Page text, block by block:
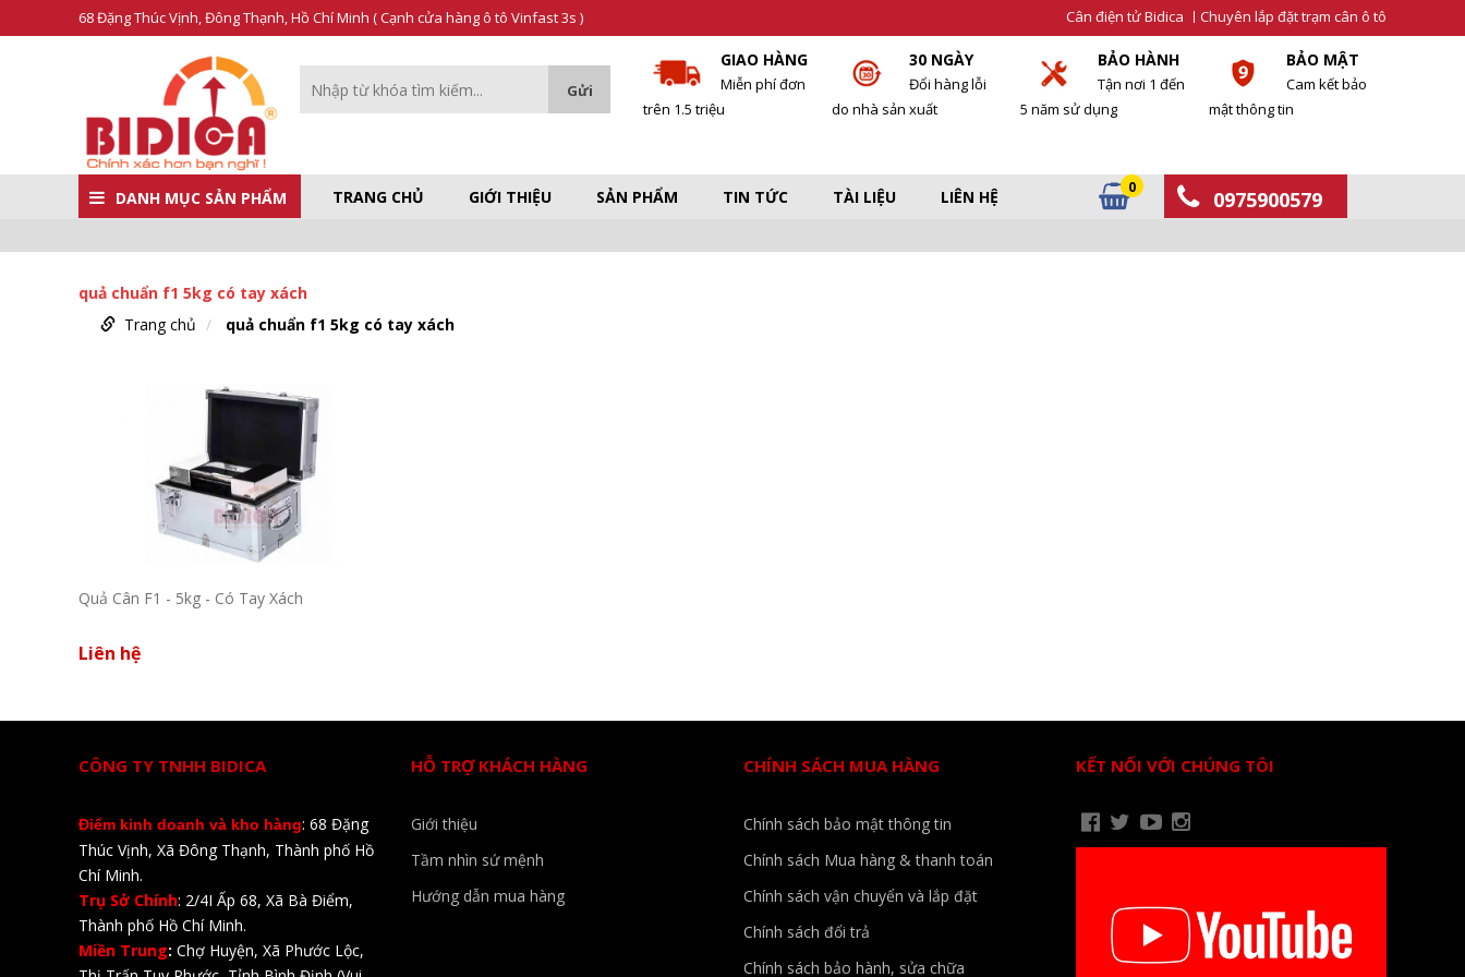
68 Đặng Thúc Vịnh, Đông Thạnh, Hồ Chí Minh ( Cạnh cửa hàng ô tô Vinfast 3s ) Cân điện tử Bidica Chuyên lắp đặt trạm cân ô tô
GIAO HÀNG
Miễn phí đơn
trên 1.5 triệu
30 NGÀY
Đổi hàng lỗi
do nhà sản xuất
BẢO HÀNH
Tận nơi 1 đến
5 năm sử dụng
BẢO MẬT
Cam kết bảo
mật thông tin
DANH MỤC SẢN PHẨM TRANG CHỦ GIỚI THIỆU SẢN PHẨM TIN TỨC TÀI LIỆU LIÊN HỆ 0 0975900579
quả chuẩn f1 5kg có tay xách
Trang chủ
quả chuẩn f1 5kg có tay xách
Quả Cân F1 - 5kg - Có Tay Xách
Liên hệ
CÔNG TY TNHH BIDICA
Điểm kinh doanh và kho hàng: 68 Đặng
Thúc Vịnh, Xã Đông Thạnh, Thành phố Hồ
Chí Minh.
Trụ Sở Chính: 2/4I Ấp 68, Xã Bà Điểm,
Thành phố Hồ Chí Minh.
Miền Trung: Chợ Huyện, Xã Phước Lộc,
HỖ TRỢ KHÁCH HÀNG
Giới thiệu
Tầm nhìn sứ mệnh
Hướng dẫn mua hàng
CHÍNH SÁCH MUA HÀNG
Chính sách bảo mật thông tin
Chính sách Mua hàng & thanh toán
Chính sách vận chuyển và lắp đặt
Chính sách đổi trả
Chính sách bảo hành, sửa chữa
KẾT NỐI VỚI CHÚNG TÔI